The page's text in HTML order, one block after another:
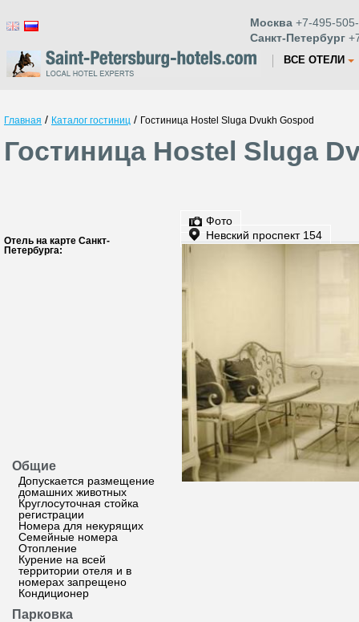
Москва +7-495-
Санкт-Петербург
ВСЕ ОТЕЛИ
Главная / Каталог гостиниц / Гостиница Hostel Sluga Dvukh Gospod
Гостиница Hostel Sluga
Отель на карте Санкт-
Петербурга:
Общие
Допускается размещение
домашних животных
Круглосуточная стойка
регистрации
Номера для некурящих
Семейные номера
Отопление
Курение на всей
территории отеля и в
номерах запрещено
Кондиционер
Парковка
Фото
Невский проспект 154